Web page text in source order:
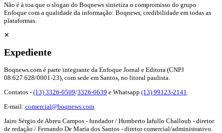
Não é à toa que o slogan do Boqnews sintetiza o compromisso do grupo
Enfoque com a qualidade da informação: Boqnews, credibilidade em todas as
plataformas.
✕
Expediente
Boqnews.com é parte integrante da Enfoque Jornal e Editora (CNPJ
08.627.628/0001-23), com sede em Santos, no litoral paulista.
Contatos - (13) 3326-0509/3326-0639 e Whatsapp (13) 99123-2141
E-mail: comercial@boqnews.com
Jairo Sérgio de Abreu Campos - fundador / Humberto Iafullo Challoub - diretor
de redação / Fernando De Maria dos Santos - diretor comercial/administrativo.